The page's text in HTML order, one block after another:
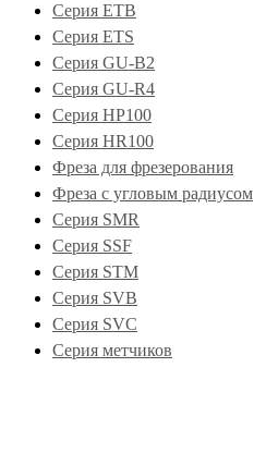
Серия ETB
Серия ETS
Серия GU-B2
Серия GU-R4
Серия HP100
Серия HR100
Фреза для фрезерования
Фреза с угловым радиусом
Серия SMR
Серия SSF
Серия STM
Серия SVB
Серия SVC
Серия метчиков